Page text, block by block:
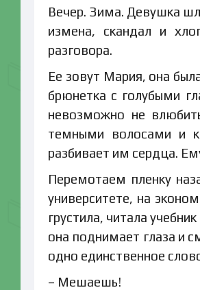
Вечер. Зима. Девушка
измена, скандал и
разговора.
Ее зовут Мария, она
брюнетка с голубыми
невозможно не
темными волосами и
разбивает им сердца.
Перемотаем пленку
университете, на
грустила, читала
она поднимает глаза и
одно единственное
– Мешаешь!